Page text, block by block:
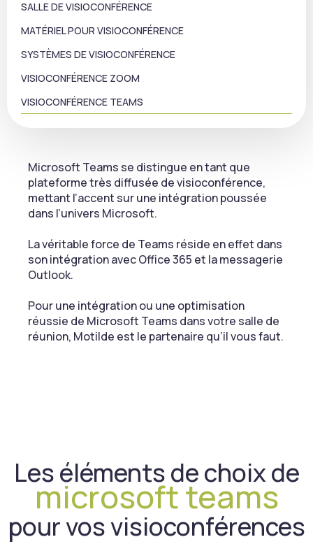
SALLE DE VISIOCONFÉRENCE
MATÉRIEL POUR VISIOCONFÉRENCE
SYSTÈMES DE VISIOCONFÉRENCE
VISIOCONFÉRENCE ZOOM
VISIOCONFÉRENCE TEAMS
Microsoft Teams se distingue en tant que
plateforme très diffusée de visioconférence,
mettant l’accent sur une intégration poussée
dans l’univers Microsoft.
La véritable force de Teams réside en effet dans
son intégration avec Office 365 et la messagerie
Outlook.
Pour une intégration ou une optimisation
réussie de Microsoft Teams dans votre salle de
réunion, Motilde est le partenaire qu’il vous faut.
Les éléments de choix de
microsoft teams
pour vos visioconférences